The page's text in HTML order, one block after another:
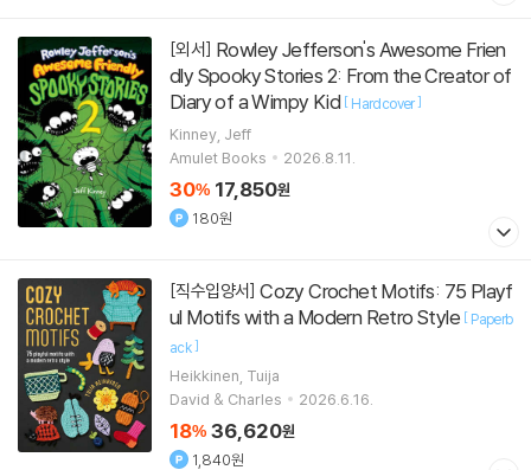
[외서]
dly Spooky Stories 2: From the Creator of
Diary of a Wimpy Kid [ Hardcover]
Kinney, Jeff
Amulet Books
2026.8.11.
30% 17,850원
180원
[직수입양서] Cozy Crochet Motifs: 75 Playf
ul Motifs with a Modern Retro Style [ Paperb
ack]
Heikkinen, Tuija
David & Charles
2026.6.16.
18% 36,620원
1,840원